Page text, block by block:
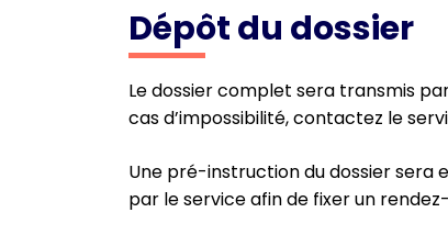
Dépôt du dossier
Le dossier complet sera transmis
cas d’impossibilité, contactez le
Une pré-instruction du dossier
par le service afin de fixer un